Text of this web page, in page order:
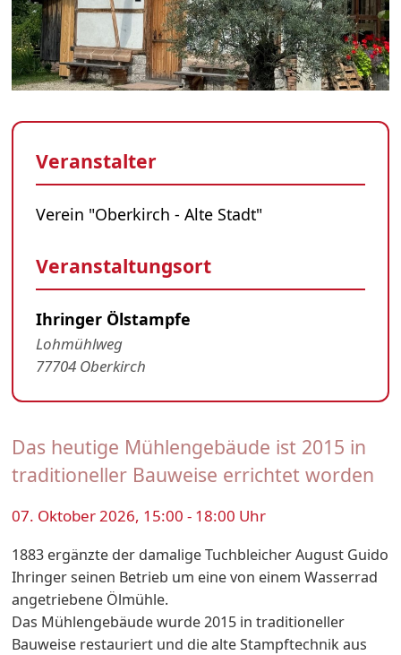
Das heutige Mühlengebäude ist 2015 in
traditioneller Bauweise errichtet worden
07. Oktober 2026, 15:00 - 18:00 Uhr
1883 ergänzte der damalige Tuchbleicher August Guido
Ihringer seinen Betrieb um eine von einem Wasserrad
angetriebene Ölmühle.
Das Mühlengebäude wurde 2015 in traditioneller
Bauweise restauriert und die alte Stampftechnik aus
Veranstalter
Verein "Oberkirch - Alte Stadt"
Veranstaltungsort
Ihringer Ölstampfe
Lohmühlweg
77704 Oberkirch